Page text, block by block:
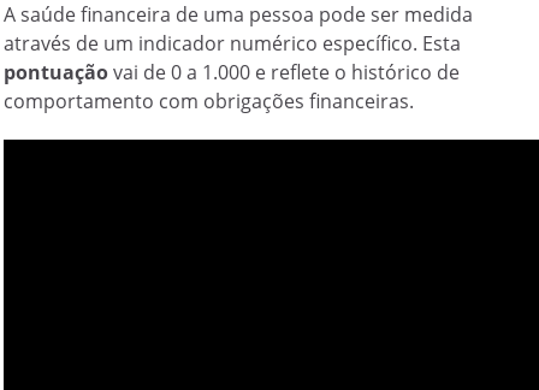
A saúde financeira de uma pessoa pode ser medida
através de um indicador numérico específico. Esta
pontuaçãovai de 0 a 1.000 e reflete o histórico de
comportamento com obrigações financeiras.